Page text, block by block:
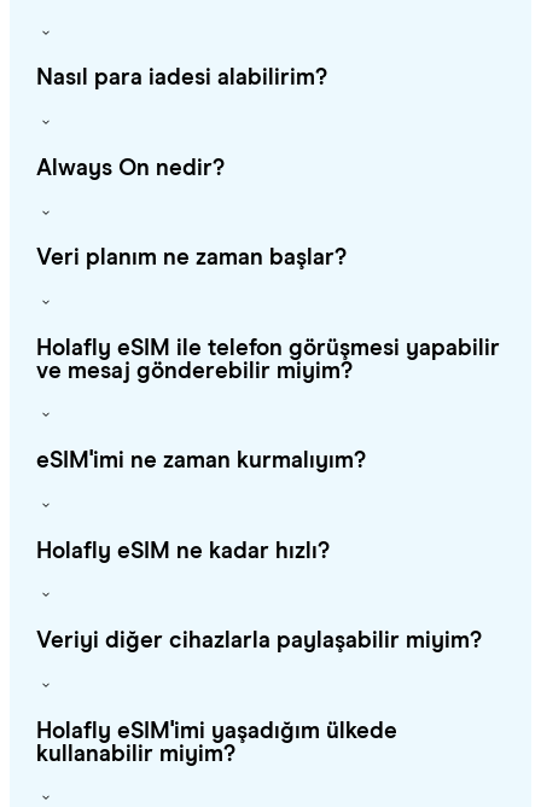
Nasıl para iadesi alabilirim?
Always On nedir?
Veri planım ne zaman başlar?
Holafly eSIM ile telefon görüşmesi yapabilir
ve mesaj gönderebilir miyim?
eSIM'imi ne zaman kurmalıyım?
Holafly eSIM ne kadar hızlı?
Veriyi diğer cihazlarla paylaşabilir miyim?
Holafly eSIM'imi yaşadığım ülkede
kullanabilir miyim?